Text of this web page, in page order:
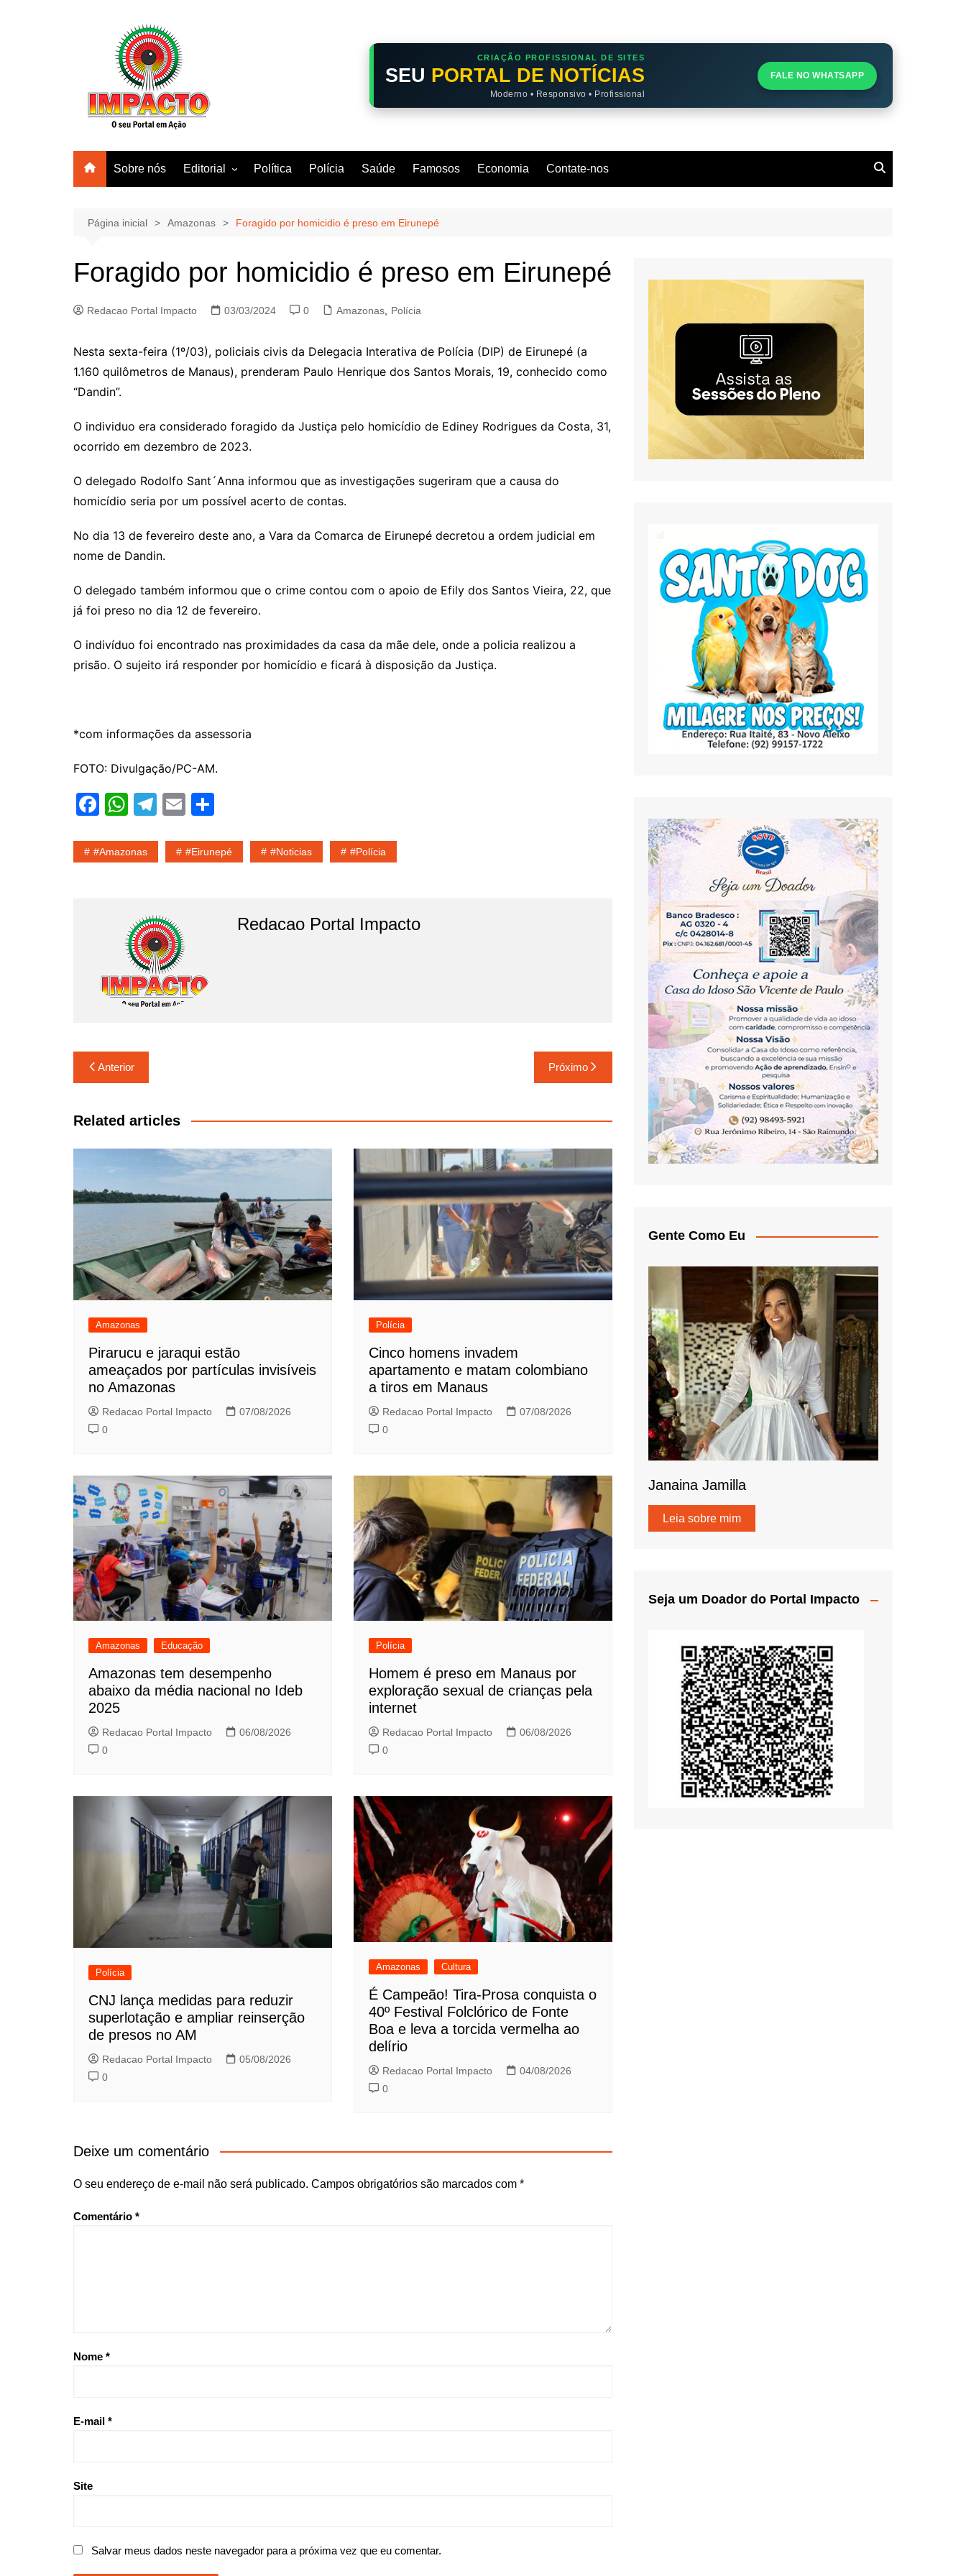
CRIAÇÃO PROFISSIONAL DE SITES
SEU PORTAL DE NOTÍCIAS
Moderno • Responsivo • Profissional
FALE NO WHATSAPP
Sobre nós Editorial
Manaus
Mundo
Política Polícia Saúde Famosos Economia Contate-nos
Página inicial Amazonas Foragido por homicidio é preso em Eirunepé
Foragido por homicidio é preso em Eirunepé
Redacao Portal Impacto 03/03/2024 0 Amazonas Polícia
Nesta sexta-feira (1º/03), policiais civis da Delegacia Interativa de Polícia (DIP) de Eirunepé (a
1.160 quilômetros de Manaus), prenderam Paulo Henrique dos Santos Morais, 19, conhecido como
“Dandin”.
O individuo era considerado foragido da Justiça pelo homicídio de Ediney Rodrigues da Costa, 31,
ocorrido em dezembro de 2023.
O delegado Rodolfo Sant´Anna informou que as investigações sugeriram que a causa do
homicídio seria por um possível acerto de contas.
No dia 13 de fevereiro deste ano, a Vara da Comarca de Eirunepé decretou a ordem judicial em
nome de Dandin.
O delegado também informou que o crime contou com o apoio de Efily dos Santos Vieira, 22, que
já foi preso no dia 12 de fevereiro.
O indivíduo foi encontrado nas proximidades da casa da mãe dele, onde a policia realizou a
prisão. O sujeito irá responder por homicídio e ficará à disposição da Justiça.
*com informações da assessoria
FOTO: Divulgação/PC-AM.
F
c
W
at
p
p
T
e
m
E
ai ar
#amazonas #eirunepé #noticias #Polícia
Redacao Portal Impacto
Navegação
de
Post
Anterior Próximo
Related articles
Amazonas
Pirarucu e jaraqui estão
ameaçados por partículas invisíveis
no Amazonas
Redacao Portal Impacto
07/08/2026
0
Polícia
Cinco homens invadem
apartamento e matam colombiano
a tiros em Manaus
Redacao Portal Impacto
07/08/2026
0
Amazonas Educação
Amazonas tem desempenho
abaixo da média nacional no Ideb
2025
Redacao Portal Impacto
06/08/2026
0
Polícia
Homem é preso em Manaus por
exploração sexual de crianças pela
internet
Redacao Portal Impacto
06/08/2026
0
Polícia
CNJ lança medidas para reduzir
superlotação e ampliar reinserção
de presos no AM
Redacao Portal Impacto
05/08/2026
0
Amazonas Cultura
É Campeão! Tira-Prosa conquista o
40º Festival Folclórico de Fonte
Boa e leva a torcida vermelha ao
delírio
Redacao Portal Impacto
04/08/2026
0
Deixe um comentário
O seu endereço de e-mail não será publicado. Campos obrigatórios são marcados com *
Comentário *
Nome *
E-mail *
Site
Salvar meus dados neste navegador para a próxima vez que eu comentar.
Gente Como Eu
Janaina Jamilla
Leia sobre mim
Seja um Doador do Portal Impacto